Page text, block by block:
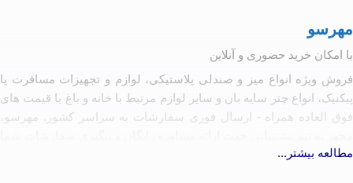
مهرسو
با امکان خرید حضوری و آنلاین
فروش ویژه انواع میز و صندلی پلاستیکی، لوازم و تجهیزات مسافرت یا
پیکنیک، انواع چتر سایه بان و سایر لوازم مرتبط با خانه و باغ با قیمت های
فوق العاده همراه - ارسال فوری سفارشات به سراسر کشور. مهرسو،
آماده همکاری با تولیدکنندگان و کارخانه جات مرتبط به شرط رعایت
مطالعه بیشتر...